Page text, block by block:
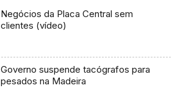
Negócios da Placa Central sem
clientes (vídeo)
Governo suspende tacógrafos para
pesados na Madeira